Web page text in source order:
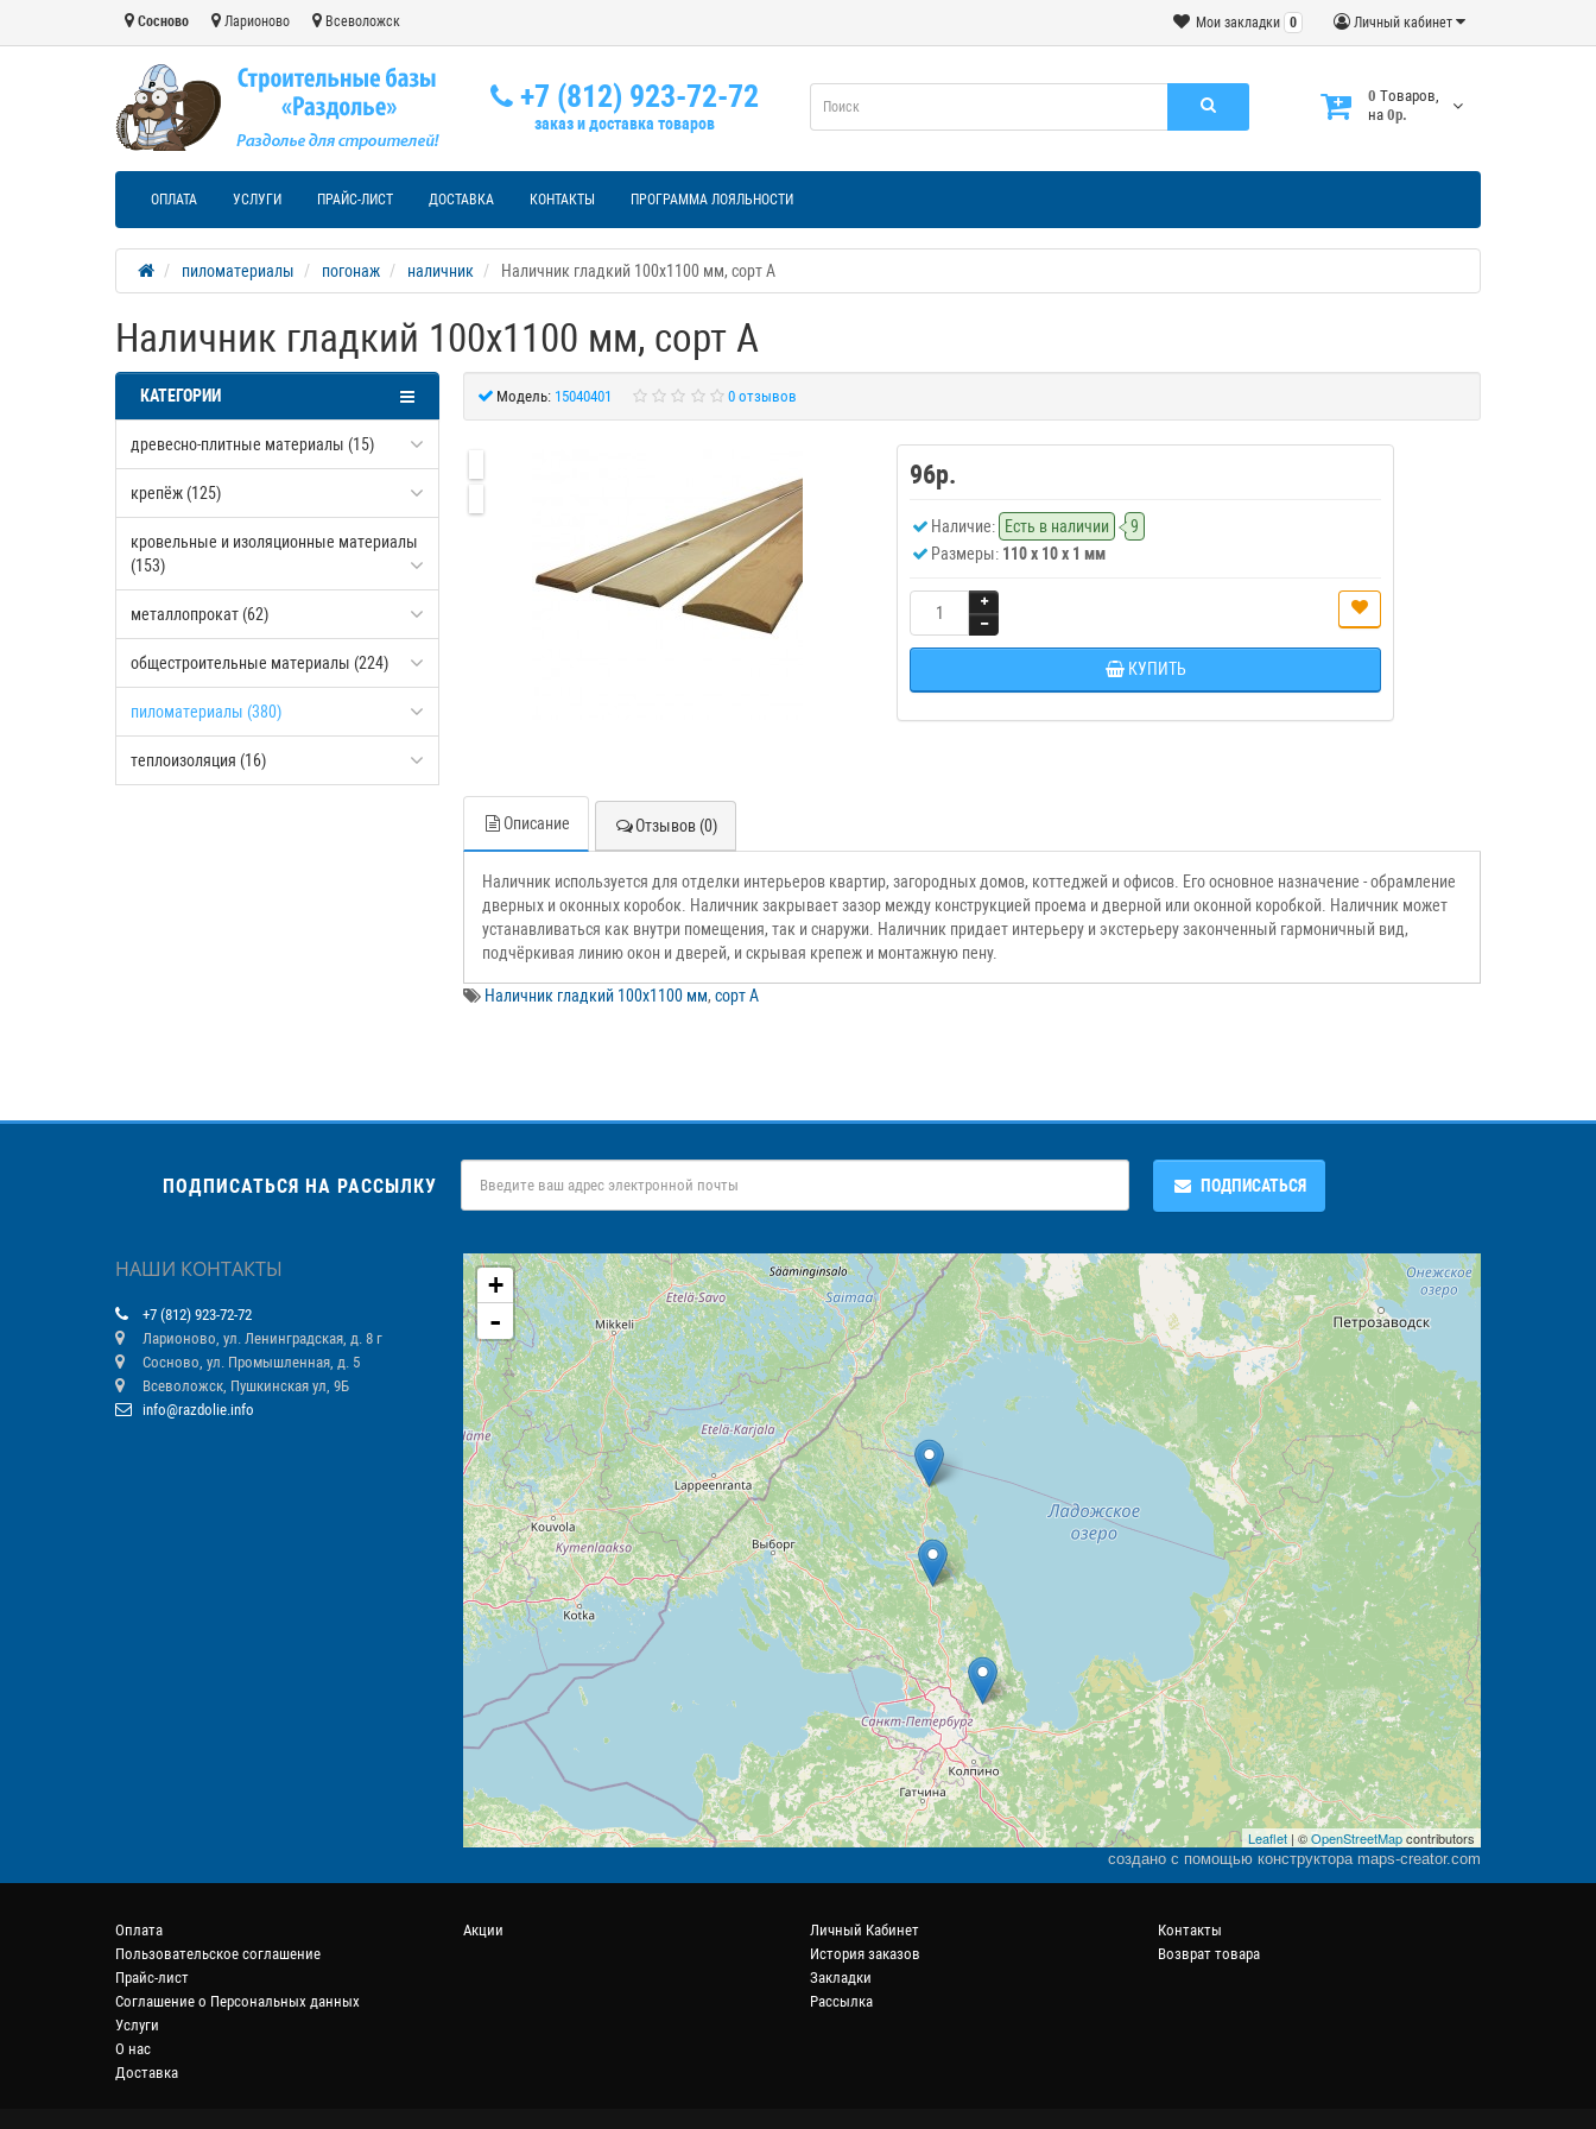
Сосново Ларионово Всеволожск Личный кабинет
Мои закладки 0
+7 (812) 923-72-72
заказ и доставка товаров
0 Tоваров,
на 0р.
ОПЛАТА УСЛУГИ ПРАЙС-ЛИСТ ДОСТАВКА КОНТАКТЫ ПРОГРАММА ЛОЯЛЬНОСТИ
пиломатериалы погонаж наличник Наличник гладкий 100х1100 мм, сорт А
Наличник гладкий 100х1100 мм, сорт А
КАТЕГОРИИ
древесно-плитные материалы (15)
крепёж (125)
кровельные и изоляционные материалы
(153)
металлопрокат (62)
общестроительные материалы (224)
пиломатериалы (380)
теплоизоляция (16)
Модель: 15040401 0 отзывов
96р.
Наличие: Есть в наличии
9
Размеры: 110 x 10 x 1 мм
КУПИТЬ
Описание Отзывов (0)
Наличник используется для отделки интерьеров квартир, загородных домов, коттеджей и офисов. Его основное назначение - обрамление
дверных и оконных коробок. Наличник закрывает зазор между конструкцией проема и дверной или оконной коробкой. Наличник может
устанавливаться как внутри помещения, так и снаружи. Наличник придает интерьеру и экстерьеру законченный гармоничный вид,
подчёркивая линию окон и дверей, и скрывая крепеж и монтажную пену.
Наличник гладкий 100х1100 мм, сорт А
ПОДПИСАТЬСЯ НА РАССЫЛКУ ПОДПИСАТЬСЯ
НАШИ КОНТАКТЫ
+7 (812) 923-72-72
Ларионово, ул. Ленинградская, д. 8 г
Сосново, ул. Промышленная, д. 5
Всеволожск, Пушкинская ул, 9Б
info@razdolie.info
+
-
Leaflet | ©OpenStreetMapcontributors
создано с помощью конструктора maps-creator.com
Оплата
Пользовательское соглашение
Прайс-лист
Соглашение о Персональных данных
Услуги
О нас
Доставка
Акции
Личный Кабинет
История заказов
Закладки
Рассылка
Контакты
Возврат товара